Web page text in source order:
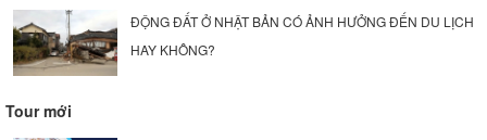
ĐỘNG ĐẤT Ở NHẬT BẢN CÓ ẢNH HƯỞNG ĐẾN DU LỊCH
HAY KHÔNG?
Tour mới